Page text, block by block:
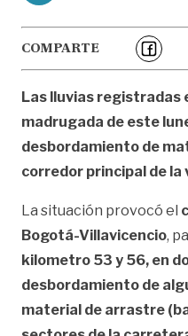
COMPARTE
Las lluvias registradas
madrugada de este
desbordamiento de
corredor principal de la
La situación provocó el
Bogotá-Villavicencio,
kilometro 53 y 56, en
desbordamiento de
material de arrastre